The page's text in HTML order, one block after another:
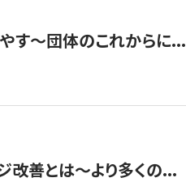
やす～団体のこれからに...
改善とは～より多くの...